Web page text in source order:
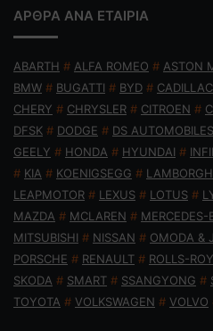
ΑΡΘΡΑ ΑΝΑ ΕΤΑΙΡΙΑ
ABARTH # ALFA ROMEO # ASTON
BMW # BUGATTI # BYD # CADILLAC
CHERY # CHRYSLER # CITROEN #
DFSK # DODGE # DS AUTOMOBILES
GEELY # HONDA # HYUNDAI #
# KIA # KOENIGSEGG #
LEAPMOTOR # LEXUS # LOTUS #
MAZDA # MCLAREN # MERCEDES-
MITSUBISHI # NISSAN # OMODA &
PORSCHE # RENAULT # ROLLS-
SKODA # SMART # SSANGYONG #
TOYOTA # VOLKSWAGEN # VOLVO